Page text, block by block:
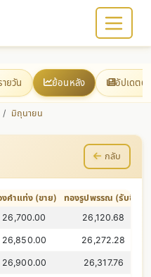
ายวัน ย้อนหลัง อัปเดตต
มิถุนายน
กลับ
งคำแท่ง (ขาย) ทองรูปพรรณ (รับซื้อ)
26,700.00 26,120.68
26,850.00 26,272.28
26,900.00 26,317.76